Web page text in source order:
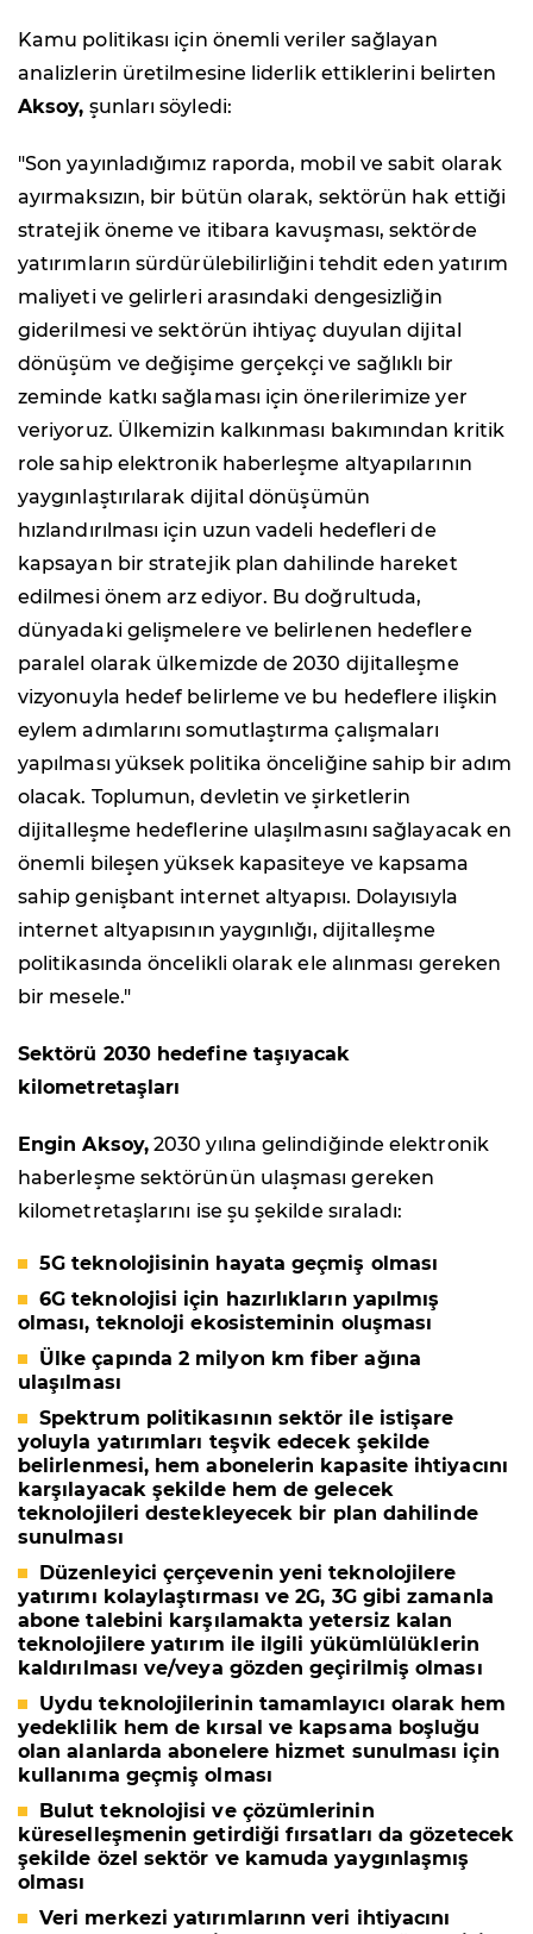
Kamu politikası için önemli veriler sağlayan
analizlerin üretilmesine liderlik ettiklerini belirten
Aksoy, şunları söyledi:
"Son yayınladığımız raporda, mobil ve sabit olarak
ayırmaksızın, bir bütün olarak, sektörün hak ettiği
stratejik öneme ve itibara kavuşması, sektörde
yatırımların sürdürülebilirliğini tehdit eden yatırım
maliyeti ve gelirleri arasındaki dengesizliğin
giderilmesi ve sektörün ihtiyaç duyulan dijital
dönüşüm ve değişime gerçekçi ve sağlıklı bir
zeminde katkı sağlaması için önerilerimize yer
veriyoruz. Ülkemizin kalkınması bakımından kritik
role sahip elektronik haberleşme altyapılarının
yaygınlaştırılarak dijital dönüşümün
hızlandırılması için uzun vadeli hedefleri de
kapsayan bir stratejik plan dahilinde hareket
edilmesi önem arz ediyor. Bu doğrultuda,
dünyadaki gelişmelere ve belirlenen hedeflere
paralel olarak ülkemizde de 2030 dijitalleşme
vizyonuyla hedef belirleme ve bu hedeflere ilişkin
eylem adımlarını somutlaştırma çalışmaları
yapılması yüksek politika önceliğine sahip bir adım
olacak. Toplumun, devletin ve şirketlerin
dijitalleşme hedeflerine ulaşılmasını sağlayacak en
önemli bileşen yüksek kapasiteye ve kapsama
sahip genişbant internet altyapısı. Dolayısıyla
internet altyapısının yaygınlığı, dijitalleşme
politikasında öncelikli olarak ele alınması gereken
bir mesele."
Sektörü 2030 hedefine taşıyacak
kilometretaşları
Engin Aksoy,2030 yılına gelindiğinde elektronik
haberleşme sektörünün ulaşması gereken
kilometretaşlarını ise şu şekilde sıraladı:
5G teknolojisinin hayata geçmiş olması
6G teknolojisi için hazırlıkların yapılmış
olması, teknoloji ekosisteminin oluşması
Ülke çapında 2 milyon km fiber ağına
ulaşılması
Spektrum politikasının sektör ile istişare
yoluyla yatırımları teşvik edecek şekilde
belirlenmesi, hem abonelerin kapasite ihtiyacını
karşılayacak şekilde hem de gelecek
teknolojileri destekleyecek bir plan dahilinde
sunulması
Düzenleyici çerçevenin yeni teknolojilere
yatırımı kolaylaştırması ve 2G, 3G gibi zamanla
abone talebini karşılamakta yetersiz kalan
teknolojilere yatırım ile ilgili yükümlülüklerin
kaldırılması ve/veya gözden geçirilmiş olması
Uydu teknolojilerinin tamamlayıcı olarak hem
yedeklilik hem de kırsal ve kapsama boşluğu
olan alanlarda abonelere hizmet sunulması için
kullanıma geçmiş olması
Bulut teknolojisi ve çözümlerinin
küreselleşmenin getirdiği fırsatları da gözetecek
şekilde özel sektör ve kamuda yaygınlaşmış
olması
Veri merkezi yatırımlarınn veri ihtiyacını